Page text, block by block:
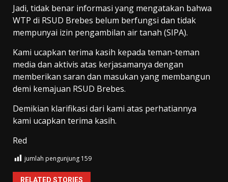
Jadi, tidak benar informasi yang mengatakan bahwa
WTP di RSUD Brebes belum berfungsi dan tidak
mempunyai izin pengambilan air tanah (SIPA).
Kami ucapkan terima kasih kepada teman-teman
media dan aktivis atas kerjasamanya dengan
memberikan saran dan masukan yang membangun
demi kemajuan RSUD Brebes.
Demikian klarifikasi dari kami atas perhatiannya
kami ucapkan terima kasih.
Red
jumlah pengunjung 159
RELATED STORIES